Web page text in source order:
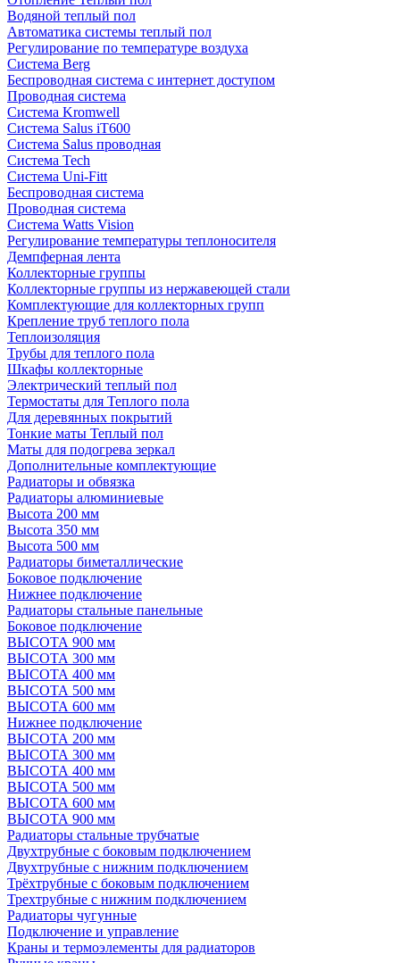
Водяной теплый пол
Автоматика системы теплый пол
Регулирование по температуре воздуха
Система Berg
Беспроводная система с интернет доступом
Проводная система
Система Kromwell
Система Salus iT600
Система Salus проводная
Система Tech
Система Uni-Fitt
Беспроводная система
Проводная система
Система Watts Vision
Регулирование температуры теплоносителя
Демпферная лента
Коллекторные группы
Коллекторные группы из нержавеющей стали
Комплектующие для коллекторных групп
Крепление труб теплого пола
Теплоизоляция
Трубы для теплого пола
Шкафы коллекторные
Электрический теплый пол
Термостаты для Теплого пола
Для деревянных покрытий
Тонкие маты Теплый пол
Маты для подогрева зеркал
Дополнительные комплектующие
Радиаторы и обвязка
Радиаторы алюминиевые
Высота 200 мм
Высота 350 мм
Высота 500 мм
Радиаторы биметаллические
Боковое подключение
Нижнее подключение
Радиаторы стальные панельные
Боковое подключение
ВЫСОТА 900 мм
ВЫСОТА 300 мм
ВЫСОТА 400 мм
ВЫСОТА 500 мм
ВЫСОТА 600 мм
Нижнее подключение
ВЫСОТА 200 мм
ВЫСОТА 300 мм
ВЫСОТА 400 мм
ВЫСОТА 500 мм
ВЫСОТА 600 мм
ВЫСОТА 900 мм
Радиаторы стальные трубчатые
Двухтрубные с боковым подключением
Двухтрубные с нижним подключением
Трёхтрубные с боковым подключением
Трехтрубные с нижним подключением
Радиаторы чугунные
Подключение и управление
Краны и термоэлементы для радиаторов